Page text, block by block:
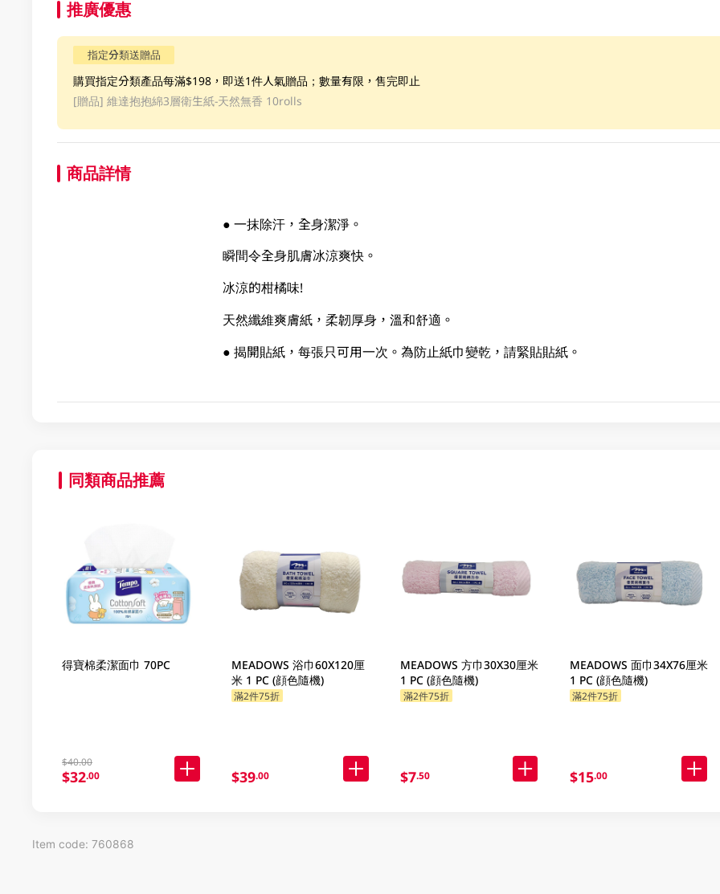
推廣優惠
指定分類送贈品
購買指定分類產品每滿$198，即送1件人氣贈品；數量有限，售完即止
[贈品] 維達抱抱綿3層衛生紙-天然無香 10rolls
商品詳情
● 一抹除汗，全身潔淨。
瞬間令全身肌膚冰涼爽快。
冰涼的柑橘味!
天然纖維爽膚紙，柔韌厚身，溫和舒適。
● 揭開貼紙，每張只可用一次。為防止紙巾變乾，請緊貼貼紙。
同類商品推薦
得寶棉柔潔面巾 70PC
$40.00
$32.00
MEADOWS 浴巾60X120厘
米 1 PC (顔色隨機)
滿2件75折
$39.00
MEADOWS 方巾30X30厘米
1 PC (顔色隨機)
滿2件75折
$7.50
MEADOWS 面巾34X76厘米
1 PC (顔色隨機)
滿2件75折
$15.00
Item code: 760868